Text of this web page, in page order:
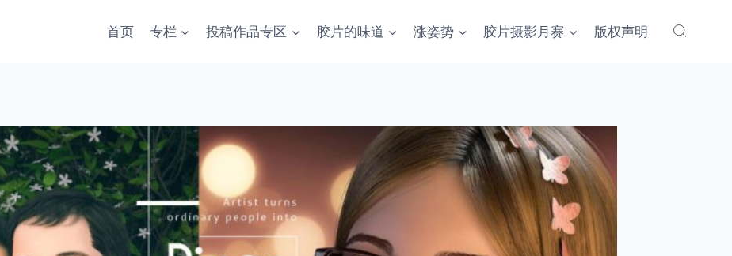
首页 专栏 投稿作品专区 胶片的味道 涨姿势 胶片摄影月赛 版权声明